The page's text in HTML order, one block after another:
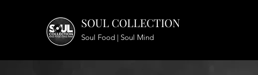
SOUL COLLECTION
Soul Food | Soul Mind